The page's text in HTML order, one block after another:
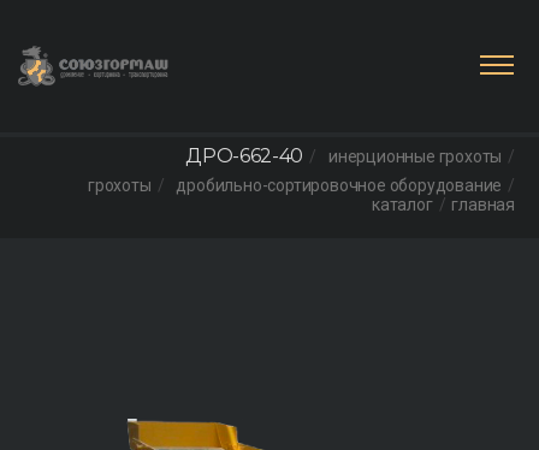
главная
каталог
дробильно-сортировочное оборудование
грохоты
инерционные грохоты
ДРО-662-40